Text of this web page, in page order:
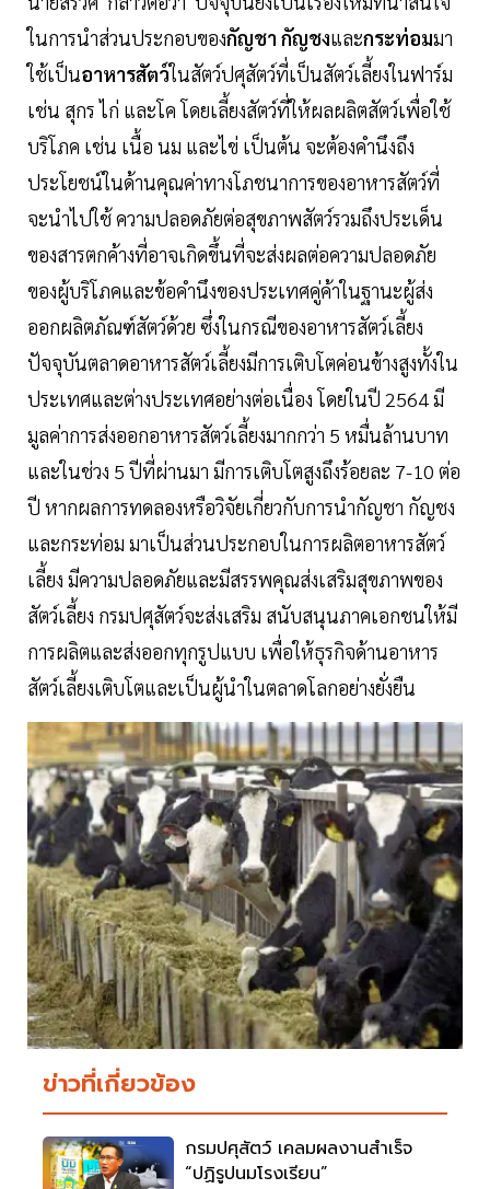
ในการนําส่วนประกอบของกัญชา กัญชงและกระท่อมมา
ใช้เป็นอาหารสัตว์ในสัตว์ปศุสัตว์ที่เป็นสัตว์เลี้ยงในฟาร์ม
เช่น สุกร ไก่ และโค โดยเลี้ยงสัตว์ที่ให้ผลผลิตสัตว์เพื่อใช้
บริโภค เช่น เนื้อ นม และไข่ เป็นต้น จะต้องคํานึงถึง
ประโยชน์ในด้านคุณค่าทางโภชนาการของอาหารสัตว์ที่
จะนําไปใช้ ความปลอดภัยต่อสุขภาพสัตว์รวมถึงประเด็น
ของสารตกค้างที่อาจเกิดขึ้นที่จะส่งผลต่อความปลอดภัย
ของผู้บริโภคและข้อคํานึงของประเทศคู่ค้าในฐานะผู้ส่ง
ออกผลิตภัณฑ์สัตว์ด้วย ซึ่งในกรณีของอาหารสัตว์เลี้ยง
ปัจจุบันตลาดอาหารสัตว์เลี้ยงมีการเติบโตค่อนข้างสูงทั้งใน
ประเทศและต่างประเทศอย่างต่อเนื่อง โดยในปี 2564 มี
มูลค่าการส่งออกอาหารสัตว์เลี้ยงมากกว่า 5 หมื่นล้านบาท
และในช่วง 5 ปีที่ผ่านมา มีการเติบโตสูงถึงร้อยละ 7-10 ต่อ
ปี หากผลการทดลองหรือวิจัยเกี่ยวกับการนำกัญชา กัญชง
และกระท่อม มาเป็นส่วนประกอบในการผลิตอาหารสัตว์
เลี้ยง มีความปลอดภัยและมีสรรพคุณส่งเสริมสุขภาพของ
สัตว์เลี้ยง กรมปศุสัตว์จะส่งเสริม สนับสนุนภาคเอกชนให้มี
การผลิตและส่งออกทุกรูปแบบ เพื่อให้ธุรกิจด้านอาหาร
สัตว์เลี้ยงเติบโตและเป็นผู้นำในตลาดโลกอย่างยั่งยืน
ข่าวที่เกี่ยวข้อง
กรมปศุสัตว์ เคลมผลงานสำเร็จ
“ปฏิรูปนมโรงเรียน”